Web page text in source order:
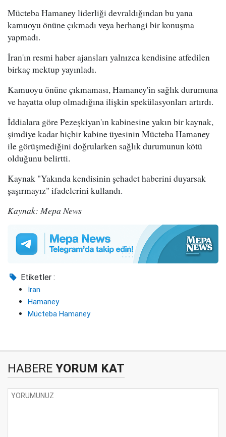
Mücteba Hamaney liderliği devraldığından bu yana
kamuoyu önüne çıkmadı veya herhangi bir konuşma
yapmadı.
İran'ın resmi haber ajansları yalnızca kendisine atfedilen
birkaç mektup yayınladı.
Kamuoyu önüne çıkmaması, Hamaney'in sağlık durumuna
ve hayatta olup olmadığına ilişkin spekülasyonları artırdı.
İddialara göre Pezeşkiyan'ın kabinesine yakın bir kaynak,
şimdiye kadar hiçbir kabine üyesinin Mücteba Hamaney
ile görüşmediğini doğrularken sağlık durumunun kötü
olduğunu belirtti.
Kaynak "Yakında kendisinin şehadet haberini duyarsak
şaşırmayız" ifadelerini kullandı.
Kaynak: Mepa News
Etiketler :
İran
Hamaney
Mücteba Hamaney
HABERE YORUM KAT